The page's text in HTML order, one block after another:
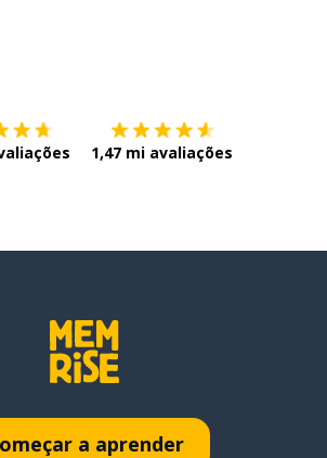
1,47 mi avaliações
a aprender